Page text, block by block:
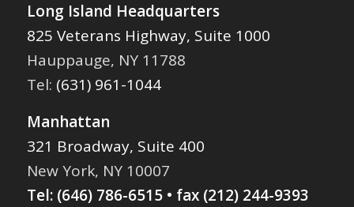
Long Island Headquarters
825 Veterans Highway, Suite 1000
Hauppauge, NY 11788
Tel: (631) 961-1044
Manhattan
321 Broadway, Suite 400
New York, NY 10007
Tel: (646) 786-6515• fax (212) 244-9393